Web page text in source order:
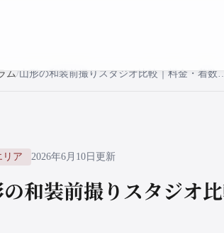
ム 山形の和装前撮りスタジオ比較｜料
リア 2026年6月10日更新
和装前撮りスタジオ